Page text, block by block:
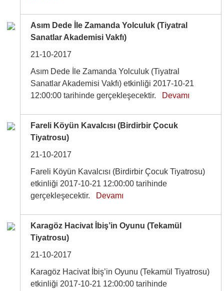
Asım Dede İle Zamanda Yolculuk (Tiyatral
Sanatlar Akademisi Vakfı)
21-10-2017
Asım Dede İle Zamanda Yolculuk (Tiyatral
Sanatlar Akademisi Vakfı) etkinliği 2017-10-21
12:00:00 tarihinde gerçekleşecektir. Devamı
Fareli Köyün Kavalcısı (Birdirbir Çocuk
Tiyatrosu)
21-10-2017
Fareli Köyün Kavalcısı (Birdirbir Çocuk Tiyatrosu)
etkinliği 2017-10-21 12:00:00 tarihinde
gerçekleşecektir. Devamı
Karagöz Hacivat İbiş’in Oyunu (Tekamül
Tiyatrosu)
21-10-2017
Karagöz Hacivat İbiş’in Oyunu (Tekamül Tiyatrosu)
etkinliği 2017-10-21 12:00:00 tarihinde